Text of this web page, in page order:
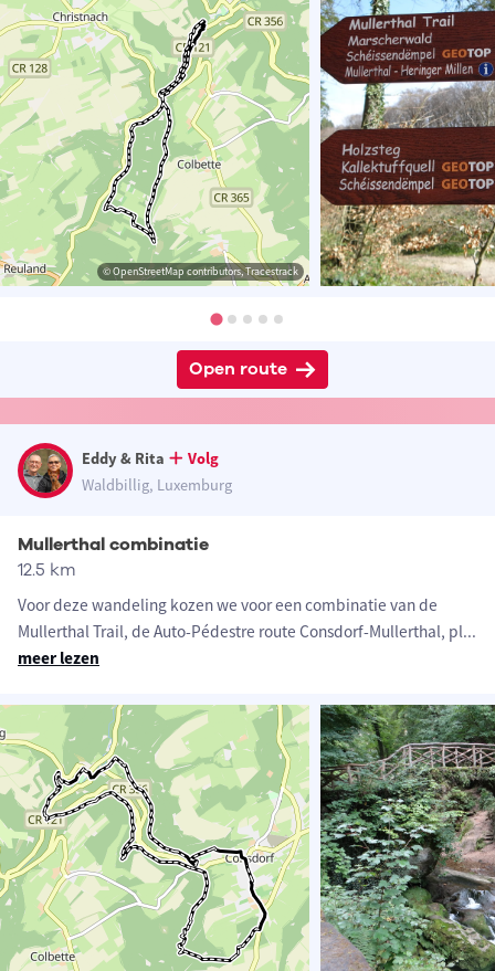
© OpenStreetMap contributors, Tracestrack
Open route
Eddy & Rita
Volg
Waldbillig, Luxemburg
Mullerthal combinatie
12.5 km
Voor deze wandeling kozen we voor een combinatie van de
Mullerthal Trail, de Auto-Pédestre route Consdorf-Mullerthal, pl...
meer lezen